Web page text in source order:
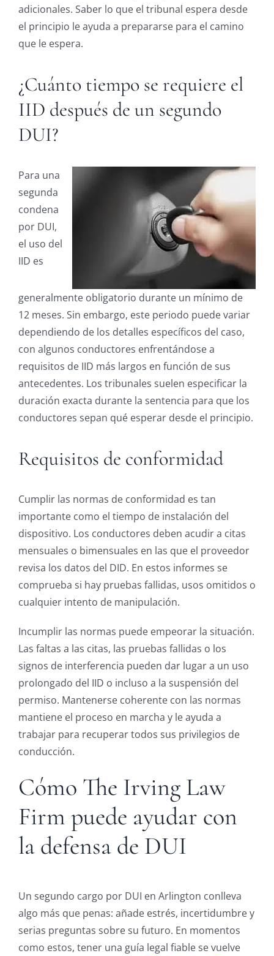
adicionales. Saber lo que el tribunal espera desde
el principio le ayuda a prepararse para el camino
que le espera.
¿Cuánto tiempo se requiere el
IID después de un segundo
DUI?
Para una
segunda
condena
por DUI,
el uso del
IID es
generalmente obligatorio durante un mínimo de
12 meses. Sin embargo, este periodo puede variar
dependiendo de los detalles específicos del caso,
con algunos conductores enfrentándose a
requisitos de IID más largos en función de sus
antecedentes. Los tribunales suelen especificar la
duración exacta durante la sentencia para que los
conductores sepan qué esperar desde el principio.
Requisitos de conformidad
Cumplir las normas de conformidad es tan
importante como el tiempo de instalación del
dispositivo. Los conductores deben acudir a citas
mensuales o bimensuales en las que el proveedor
revisa los datos del DID. En estos informes se
comprueba si hay pruebas fallidas, usos omitidos o
cualquier intento de manipulación.
Incumplir las normas puede empeorar la situación.
Las faltas a las citas, las pruebas fallidas o los
signos de interferencia pueden dar lugar a un uso
prolongado del IID o incluso a la suspensión del
permiso. Mantenerse coherente con las normas
mantiene el proceso en marcha y le ayuda a
trabajar para recuperar todos sus privilegios de
conducción.
Cómo The Irving Law
Firm puede ayudar con
la defensa de DUI
Un segundo cargo por DUI en Arlington conlleva
algo más que penas: añade estrés, incertidumbre y
serias preguntas sobre su futuro. En momentos
como estos, tener una guía legal fiable se vuelve